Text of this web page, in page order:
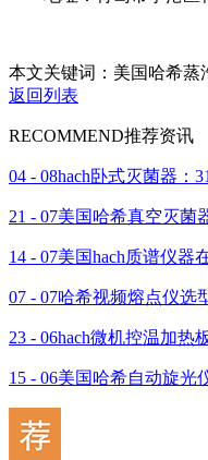
本文关键词：美国哈希蒸
返回列表
RECOMMEND推荐资讯
04 - 08hach卧式灭菌器：
21 - 07美国哈希真空灭菌
14 - 07美国hach质谱仪器
07 - 07哈希视频熔点仪选
23 - 06hach微机控温加热
15 - 06美国哈希自动旋光